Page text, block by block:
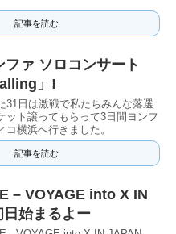
記事を読む
ァ ソロコンサート
」!
31日は激戦で私たちみんな落選
ット譲ってもらって3日間ヨンフ
コ横浜へ行きました。
記事を読む
– VOYAGE into X IN
始まるよー